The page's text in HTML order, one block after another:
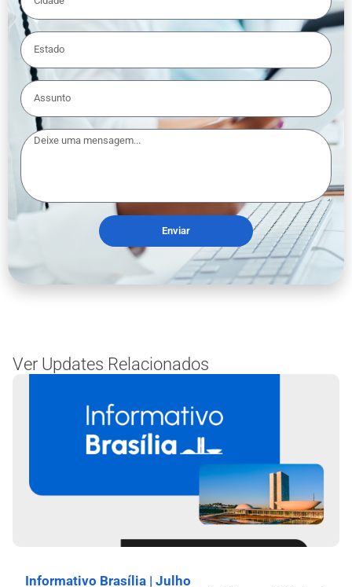
Enviar
Ver Updates Relacionados
Informativo Brasília | Julho